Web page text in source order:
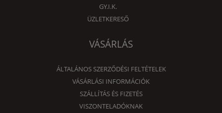
GY.I.K.
ÜZLETKERESŐ
VÁSÁRLÁS
ÁLTALÁNOS SZERZŐDÉSI FELTÉTELEK
VÁSÁRLÁSI INFORMÁCIÓK
SZÁLLÍTÁS ÉS FIZETÉS
VISZONTELADÓKNAK